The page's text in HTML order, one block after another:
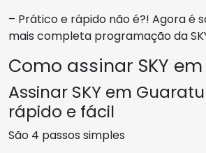
– Prático e rápido não é?! Agora é
mais completa programação da
Como assinar SKY
Assinar SKY em
rápido e fácil
São 4 passos simples